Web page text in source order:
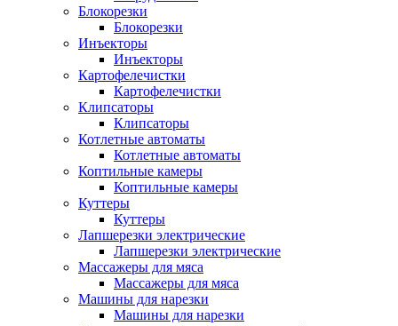
Блокорезки
Блокорезки
Инъекторы
Инъекторы
Картофелечистки
Картофелечистки
Клипсаторы
Клипсаторы
Котлетные автоматы
Котлетные автоматы
Коптильные камеры
Коптильные камеры
Куттеры
Куттеры
Лапшерезки электрические
Лапшерезки электрические
Массажеры для мяса
Массажеры для мяса
Машины для нарезки
Машины для нарезки